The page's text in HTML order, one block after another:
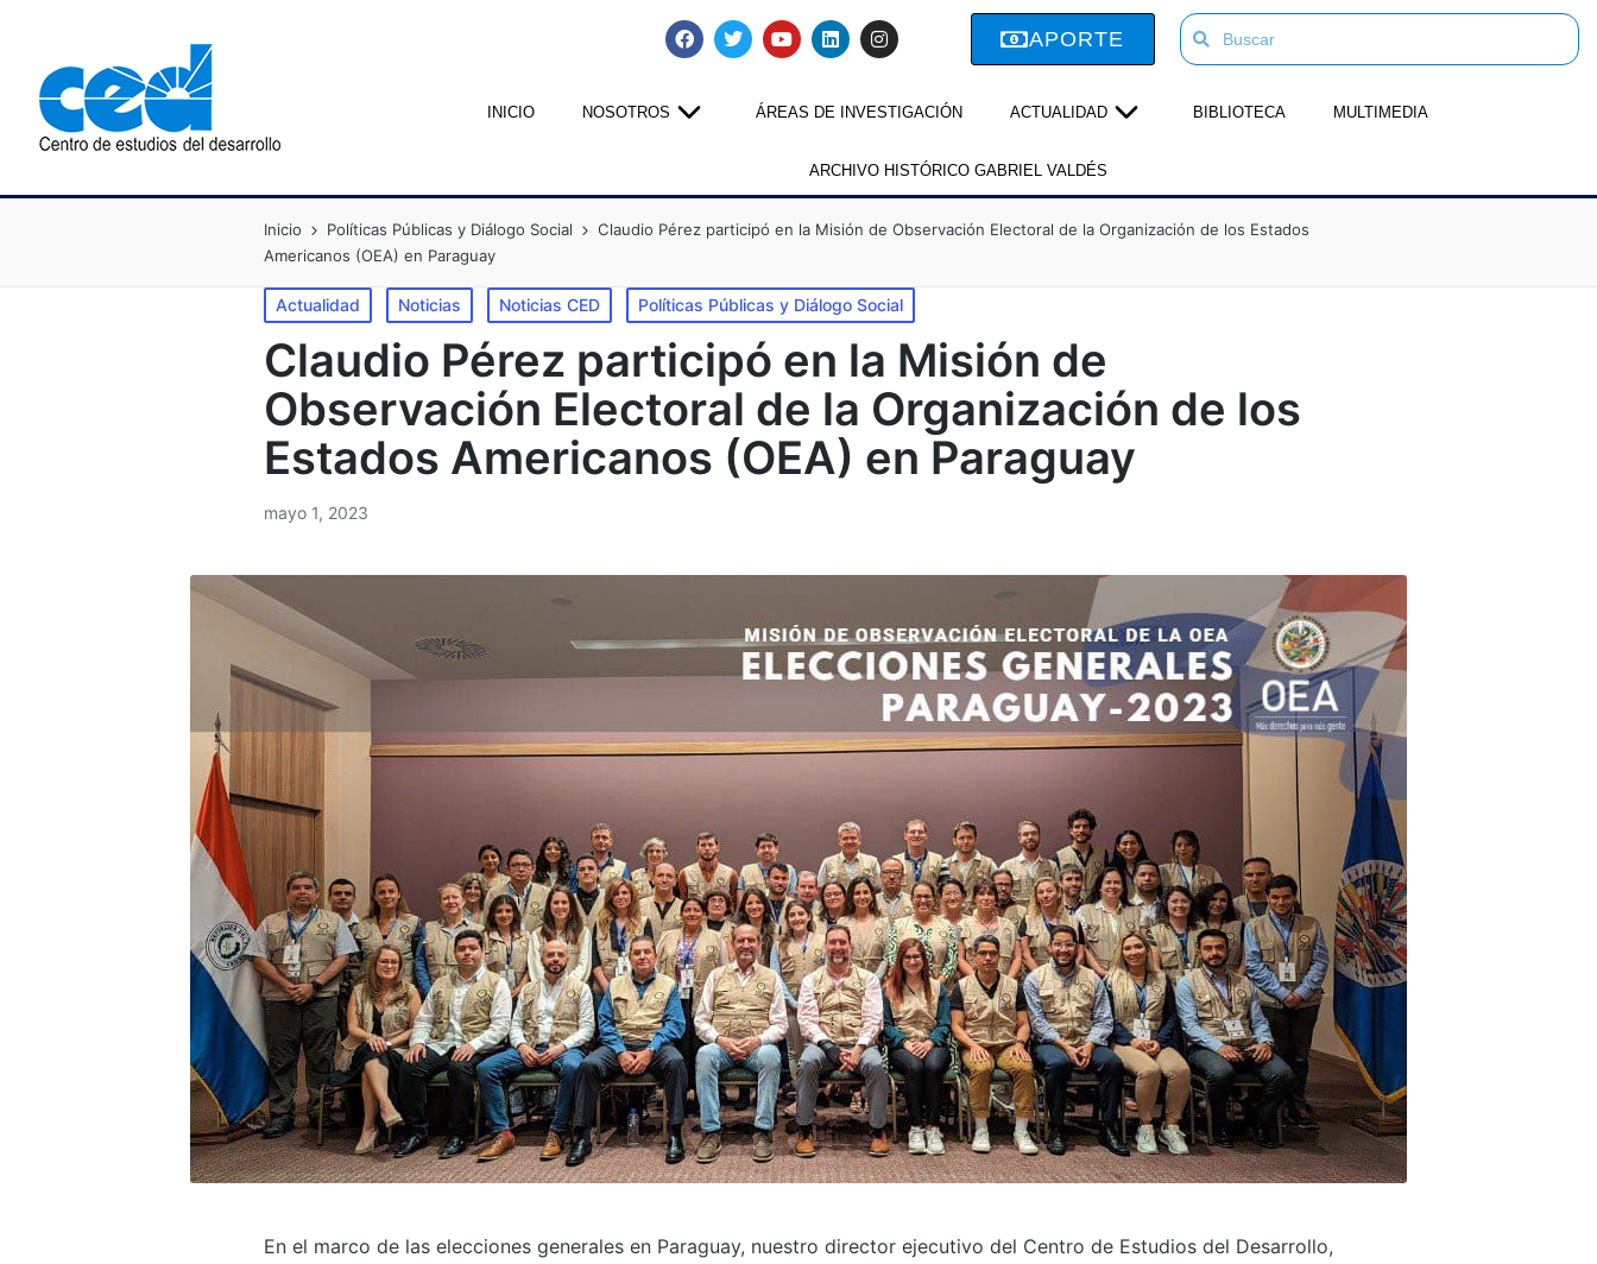
APORTE
INICIO NOSOTROS ÁREAS DE INVESTIGACIÓN ACTUALIDAD BIBLIOTECA MULTIMEDIA
ARCHIVO HISTÓRICO GABRIEL VALDÉS
Inicio Políticas Públicas y Diálogo Social
Claudio Pérez participó en la Misión de Observación Electoral de la Organización de los Estados
Americanos (OEA) en Paraguay
Actualidad Noticias Noticias CED Políticas Públicas y Diálogo Social
Claudio Pérez participó en la Misión de
Observación Electoral de la Organización de los
Estados Americanos (OEA) en Paraguay
mayo 1, 2023
En el marco de las elecciones generales en Paraguay, nuestro director ejecutivo del Centro de Estudios del Desarrollo,